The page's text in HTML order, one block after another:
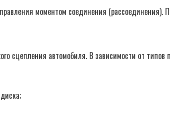
моментом соединения
сцепления автомобиля. В зависимости от